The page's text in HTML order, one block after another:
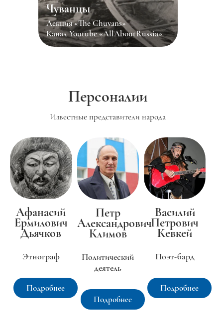
Чуванцы
Лекция «The Chuvans»
Канал Youtube «AllAboutRussia»
Персоналии
Известные представители народа
Афанасий
Ермилович
Дьячков
Этнограф
Подробнее
Петр
Александрович
Климов
Политический
деятель
Подробнее
Василий
Петрович
Кевкей
Поэт-бард
Подробнее